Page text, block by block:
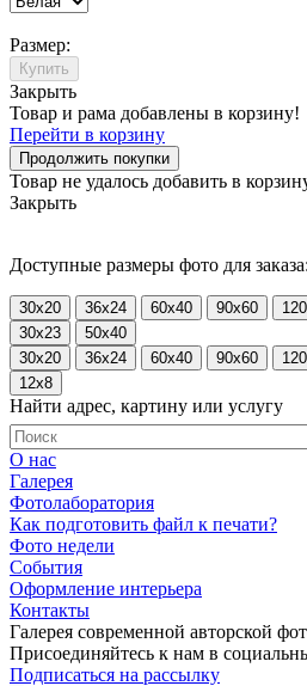
Размер:
Купить
Закрыть
Товар и рама добавлены в корзину!
Перейти в корзину
Продолжить покупки
Товар не удалось добавить в
Закрыть
Доступные размеры фото для заказа:
30x20 36x24 60x40 90x60
30x23
50x40
30x20
36x24 60x40 90x60
12x8
Найти адрес, картину или услугу
О нас
Галерея
Фотолаборатория
Как подготовить файл к печати?
Фото недели
События
Оформление интерьера
Контакты
Галерея современной авторской
Присоединяйтесь к нам в
Подписаться на рассылку